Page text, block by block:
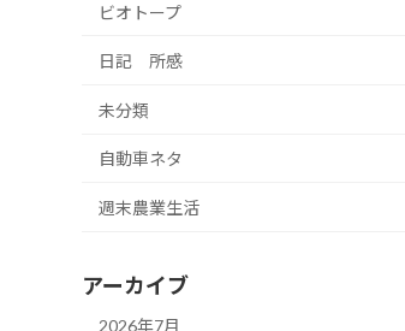
ビオトープ
日記 所感
未分類
自動車ネタ
週末農業生活
アーカイブ
2026年7月